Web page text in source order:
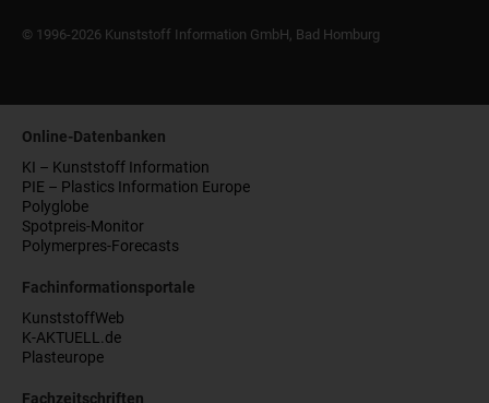
© 1996-2026 Kunststoff Information GmbH, Bad Homburg
Online-Datenbanken
KI – Kunststoff Information
PIE – Plastics Information Europe
Polyglobe
Spotpreis-Monitor
Polymerpres-Forecasts
Fachinformationsportale
KunststoffWeb
K-AKTUELL.de
Plasteurope
Fachzeitschriften